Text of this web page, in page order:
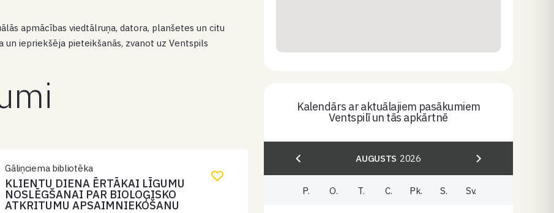
apmācības viedtālruņa, datora, planšetes un citu
iepriekšēja pieteikšanās, zvanot uz Ventspils
Gāliņciema bibliotēka
KLIENTU DIENA ĒRTĀKAI LĪGUMU
NOSLĒGŠANAI PAR BIOLOĢISKO
ATKRITUMU APSAIMNIEKOŠANU
Kalendārs ar aktuālajiem pasākumiem
Ventspilī un tās apkārtnē
AUGUSTS 2026
P. O. T. C. Pk. S. Sv.